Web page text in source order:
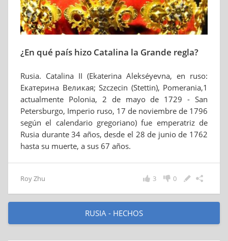
¿En qué país hizo Catalina la Grande regla?
Rusia. Catalina II (Ekaterina Alekséyevna, en ruso:
Екатерина Великая; Szczecin (Stettin), Pomerania,1
actualmente Polonia, 2 de mayo de 1729 - San
Petersburgo, Imperio ruso, 17 de noviembre de 1796
según el calendario gregoriano) fue emperatriz de
Rusia durante 34 años, desde el 28 de junio de 1762
hasta su muerte, a sus 67 años.
Roy Zhu 0
3
RUSIA - HECHOS